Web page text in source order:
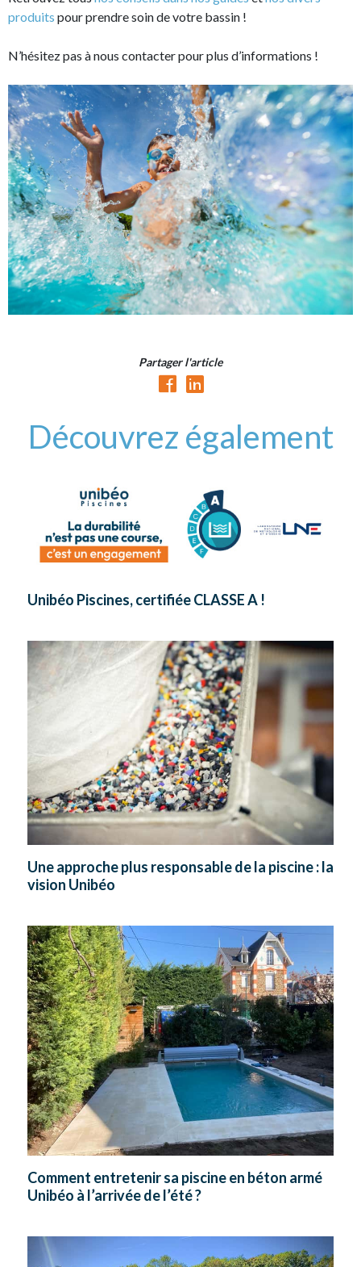
produits pour prendre soin de votre bassin !
N’hésitez pas à nous contacter pour plus d’informations !
Partager l'article
Découvrez également
Unibéo Piscines, certifiée CLASSE A !
Une approche plus responsable de la piscine : la
vision Unibéo
Comment entretenir sa piscine en béton armé
Unibéo à l’arrivée de l’été ?